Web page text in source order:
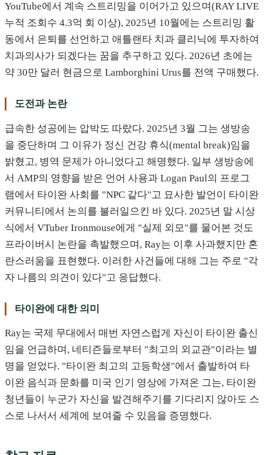
YouTube에서 계속 스트리밍을 이어가고 있으며(RAY LIVE
누적 조회수 4.3억 회 이상), 2025년 10월에는 스트리밍 활
동에서 은퇴를 선언하고 애틀랜타 치과 클리닉에 투자하여
치과의사가 되겠다는 꿈을 추구하고 있다. 2026년 초에는
약 30만 달러 현금으로 Lamborghini Urus를 전액 구매했다.
도전과 논란
급속한 성공에는 압박도 따랐다. 2025년 3월 그는 생방송
을 중단하며 그 이유가 정신 건강 휴식(mental break)임을
밝혔고, 병역 문제가 아니었다고 해명했다. 일부 생방송에
서 AMP의 영향을 받은 언어 사용과 Logan Paul의 프로그
램에서 타이완 사회를 "NPC 같다"고 묘사한 발언이 타이완
커뮤니티에서 논의를 불러일으킨 바 있다. 2025년 말 시상
식에서 VTuber Ironmouse에게 "실제 외모"를 물어본 것도
프라이버시 논란을 촉발했으며, Ray는 이후 사과했지만 혼
란스러움을 표현했다. 이러한 사건들에 대해 그는 주로 "각
자 나름의 의견이 있다"고 응답했다.
타이완에 대한 의미
Ray는 국제 무대에서 매번 자연스럽게 자신이 타이완 출신
임을 언급하며, 네티즌들로부터 "최고의 외교관"이라는 별
명을 얻었다. "타이완 최고의 고등학생"에서 출발하여 타
이완 음식과 문화를 미국 인기 영상에 가져온 그는, 타이완
청년들이 누군가 자신을 발견해주기를 기다리지 않아도 스
스로 나서서 세계에 보여줄 수 있음을 증명했다.